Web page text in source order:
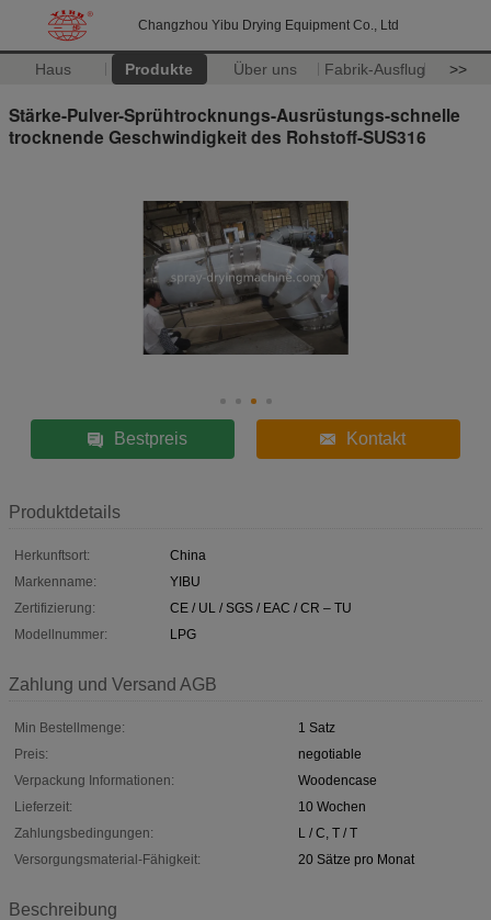
Changzhou Yibu Drying Equipment Co., Ltd
Haus Produkte Über uns Fabrik-Ausflug >>
Stärke-Pulver-Sprühtrocknungs-Ausrüstungs-schnelle
trocknende Geschwindigkeit des Rohstoff-SUS316
Bestpreis Kontakt
Produktdetails
Herkunftsort:
China
Markenname:
YIBU
Zertifizierung:
CE / UL / SGS / EAC / CR – TU
Modellnummer:
LPG
Zahlung und Versand AGB
Min Bestellmenge:
1 Satz
Preis:
negotiable
Verpackung Informationen:
Woodencase
Lieferzeit:
10 Wochen
Zahlungsbedingungen:
L / C, T / T
Versorgungsmaterial-Fähigkeit:
20 Sätze pro Monat
Beschreibung